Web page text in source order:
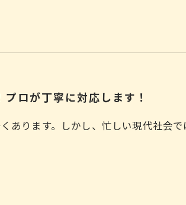
ロが丁寧に対応します！
あります。しかし、忙しい現代社会